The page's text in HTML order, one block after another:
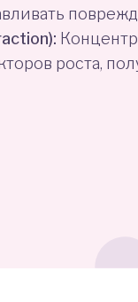
роста,